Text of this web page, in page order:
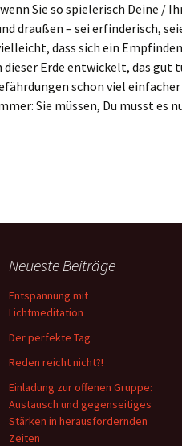
Sie so spielerisch Deine /
draußen – sei erfinderisch,
dass sich ein
dieser Erde entwickelt, das gut
schon viel
Sie müssen, Du musst es
Neueste Beiträge
Entspannung mit
Lichtmeditation
Der perfekte Tag
Reden reicht nicht?!
Einladung zur offenen Gruppe:
Austausch und gegenseitiges
Stärken in herausfordernden
Zeiten